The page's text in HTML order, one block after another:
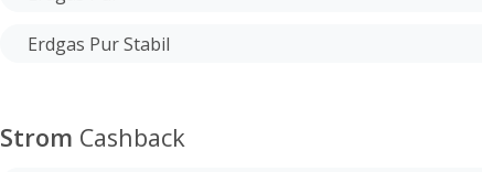
Erdgas Pur Stabil
Strom Cashback